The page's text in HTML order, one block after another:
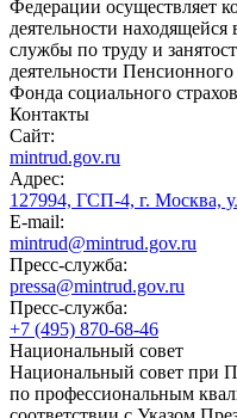
Федерации осуществляет
деятельности
службы по труду и
деятельности
Фонда социального
Контакты
Сайт:
mintrud.gov.ru
Адрес:
127994, ГСП-4, г. Москва,
E-mail:
mintrud@mintrud.gov.ru
Пресс-служба:
pressa@mintrud.gov.ru
Пресс-служба:
+7 (495) 870-68-46
Национальный совет
Национальный совет при
по профессиональным